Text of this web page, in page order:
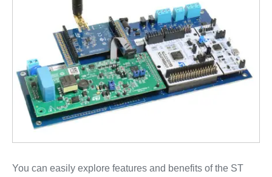
You can easily explore features and benefits of the ST